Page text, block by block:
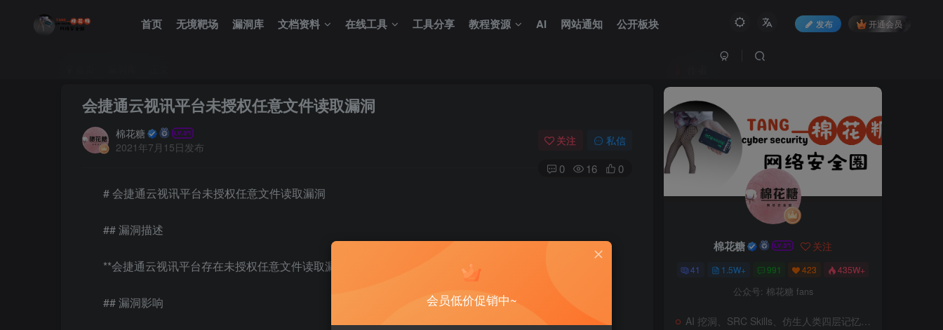
首页 无境靶场 漏洞库 文档资料 在线工具 工具分享 教程资源 AI 网站通知 公开板块 发布 开通会员
会捷通云视讯平台未授权任意文件读取漏洞
棉花糖
2021年7月15日发布
关注 私信
0 16 0
# 会捷通云视讯平台未授权任意文件读取漏洞
## 漏洞描述
**会捷通云视讯平台存在未授权任意文件读取漏洞，可通过POST函数进行任意文件读取**
## 漏洞影响
棉花糖 关注
41 1.5W+ 991 423 435W+
公众号: 棉花糖 fans
AI 挖洞、SRC Skills、仿生人类四层记忆系统
会员低价促销中~